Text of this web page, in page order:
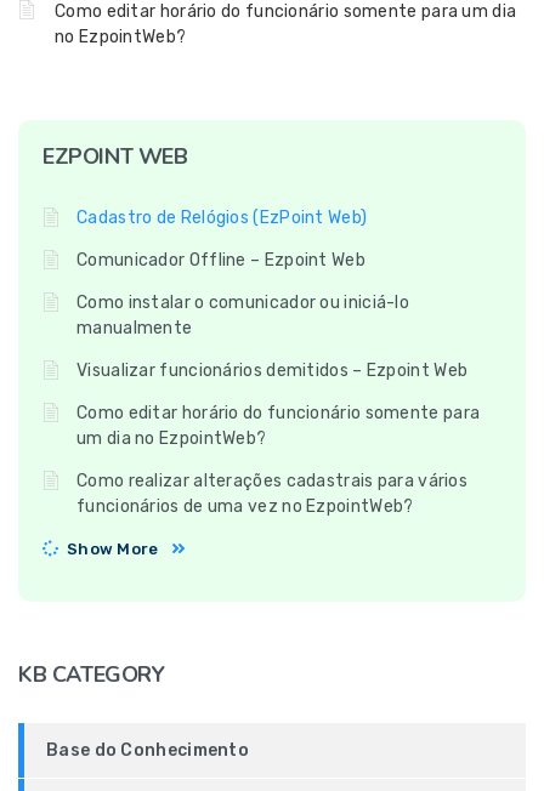
Como editar horário do funcionário somente para um dia
no EzpointWeb?
EZPOINT WEB
Cadastro de Relógios (EzPoint Web)
Comunicador Offline – Ezpoint Web
Como instalar o comunicador ou iniciá-lo
manualmente
Visualizar funcionários demitidos – Ezpoint Web
Como editar horário do funcionário somente para
um dia no EzpointWeb?
Como realizar alterações cadastrais para vários
funcionários de uma vez no EzpointWeb?
Show More
KB CATEGORY
Base do Conhecimento